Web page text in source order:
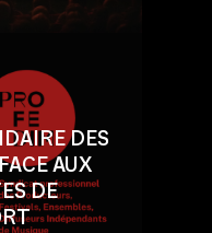
DES
AUX
DE